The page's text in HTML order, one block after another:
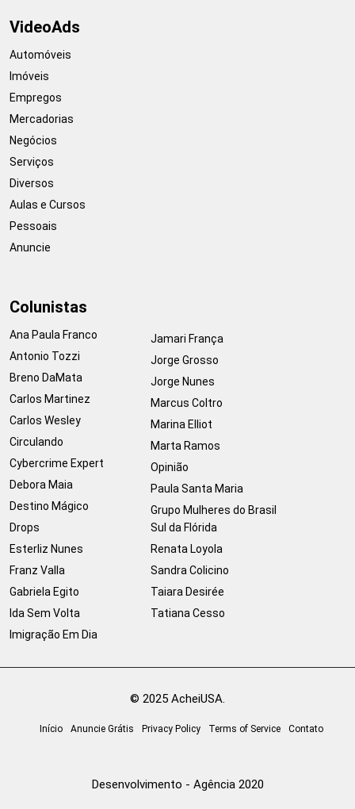
VideoAds
Automóveis
Imóveis
Empregos
Mercadorias
Negócios
Serviços
Diversos
Aulas e Cursos
Pessoais
Anuncie
Colunistas
Ana Paula Franco
Antonio Tozzi
Breno DaMata
Carlos Martinez
Carlos Wesley
Circulando
Cybercrime Expert
Debora Maia
Destino Mágico
Drops
Esterliz Nunes
Franz Valla
Gabriela Egito
Ida Sem Volta
Imigração Em Dia
Jamari França
Jorge Grosso
Jorge Nunes
Marcus Coltro
Marina Elliot
Marta Ramos
Opinião
Paula Santa Maria
Grupo Mulheres do Brasil
Sul da Flórida
Renata Loyola
Sandra Colicino
Taiara Desirée
Tatiana Cesso
© 2025 AcheiUSA.
Início Anuncie Grátis Privacy Policy Terms of Service Contato
Desenvolvimento - Agência 2020